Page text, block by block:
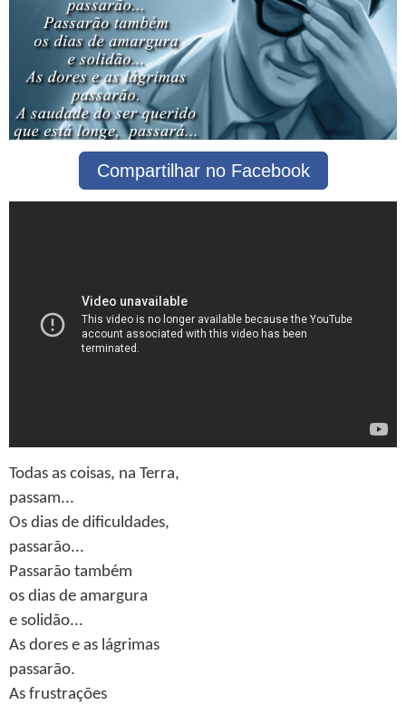
Compartilhar no Facebook
Todas as coisas, na Terra,
passam...
Os dias de dificuldades,
passarão...
Passarão também
os dias de amargura
e solidão...
As dores e as lágrimas
passarão.
As frustrações